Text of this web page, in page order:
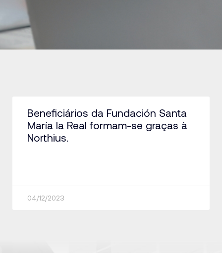
Beneficiários da Fundación Santa
María la Real formam-se graças à
Northius.
04/12/2023